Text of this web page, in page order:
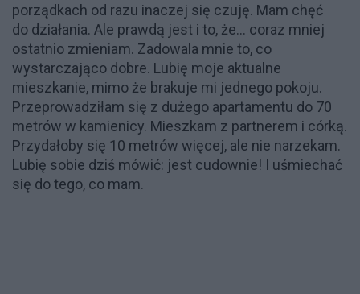
porządkach od razu inaczej się czuję. Mam chęć
do działania. Ale prawdą jest i to, że... coraz mniej
ostatnio zmieniam. Zadowala mnie to, co
wystarczająco dobre. Lubię moje aktualne
mieszkanie, mimo że brakuje mi jednego pokoju.
Przeprowadziłam się z dużego apartamentu do 70
metrów w kamienicy. Mieszkam z partnerem i córką.
Przydałoby się 10 metrów więcej, ale nie narzekam.
Lubię sobie dziś mówić: jest cudownie! I uśmiechać
się do tego, co mam.